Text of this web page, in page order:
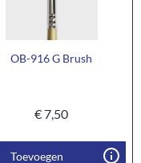
OB-916 G Brush
€7,50
Toevoegen